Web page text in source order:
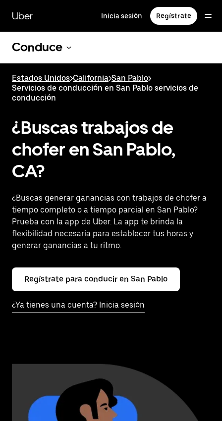
contenido
principal
Uber Inicia sesión Regístrate
Conduce
Estados Unidos>California>San Pablo>
Servicios de conducción en San Pablo servicios de
conducción
¿Buscas trabajos de
chofer en San Pablo,
CA?
¿Buscas generar ganancias con trabajos de chofer a
tiempo completo o a tiempo parcial en San Pablo?
Prueba con la app de Uber. La app te brinda la
flexibilidad necesaria para establecer tus horas y
generar ganancias a tu ritmo.
Regístrate para conducir en San Pablo
¿Ya tienes una cuenta? Inicia sesión